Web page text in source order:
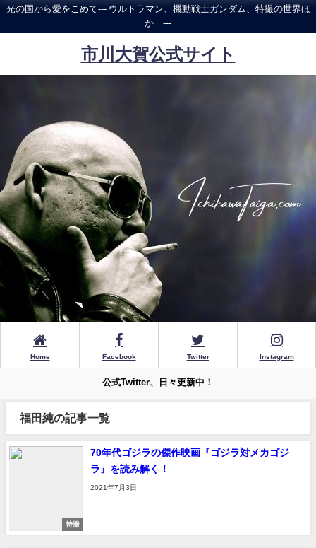
光の国から愛をこめて--- ウルトラマン、機動戦士ガンダム、特撮の世界ほ
か ---
市川大賀公式サイト
Home Facebook Twitter Instagram
公式Twitter、日々更新中！
福田純の記事一覧
特撮
70年代ゴジラの傑作映画『ゴジラ対メカゴジ
ラ』を読み解く！
2021年7月3日